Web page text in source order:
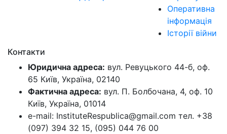
Оперативна
інформація
Історії війни
Контакти
Юридична адреса: вул. Ревуцького 44-б, оф.
65 Київ, Україна, 02140
Фактична адреса: вул. П. Болбочана, 4, оф. 10
Київ, Україна, 01014
e-mail: InstituteRespublica@gmail.com тел. +38
(097) 394 32 15, (095) 044 76 00